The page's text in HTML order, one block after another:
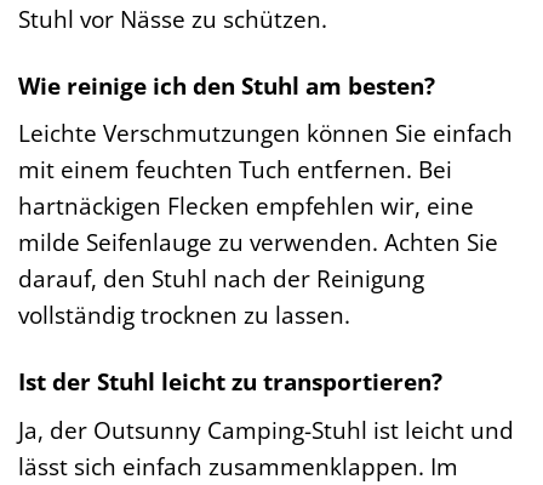
Stuhl vor Nässe zu schützen.
Wie reinige ich den Stuhl am besten?
Leichte Verschmutzungen können Sie einfach
mit einem feuchten Tuch entfernen. Bei
hartnäckigen Flecken empfehlen wir, eine
milde Seifenlauge zu verwenden. Achten Sie
darauf, den Stuhl nach der Reinigung
vollständig trocknen zu lassen.
Ist der Stuhl leicht zu transportieren?
Ja, der Outsunny Camping-Stuhl ist leicht und
lässt sich einfach zusammenklappen. Im